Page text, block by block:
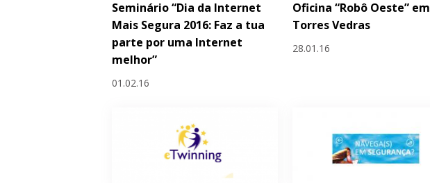
Seminário “Dia da Internet
Mais Segura 2016: Faz a tua
parte por uma Internet
melhor”
01.02.16
Oficina “Robô Oeste” em
Torres Vedras
28.01.16